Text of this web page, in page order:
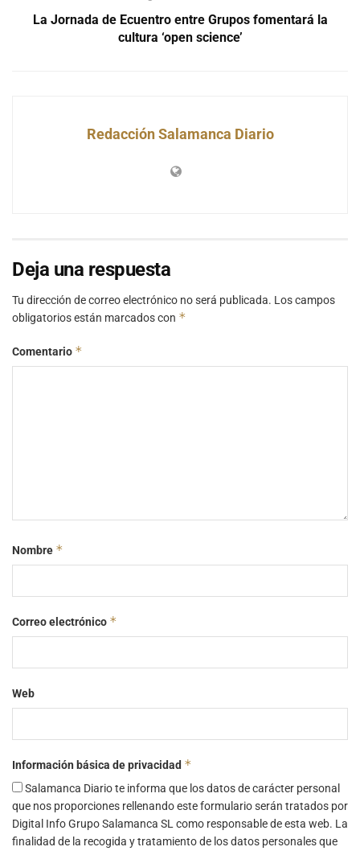
La Jornada de Ecuentro entre Grupos fomentará la
cultura ‘open science’
Redacción Salamanca Diario
Deja una respuesta
Tu dirección de correo electrónico no será publicada. Los campos
obligatorios están marcados con *
Comentario *
Nombre *
Correo electrónico *
Web
Información básica de privacidad *
Salamanca Diario te informa que los datos de carácter personal
que nos proporciones rellenando este formulario serán tratados por
Digital Info Grupo Salamanca SL como responsable de esta web. La
finalidad de la recogida y tratamiento de los datos personales que